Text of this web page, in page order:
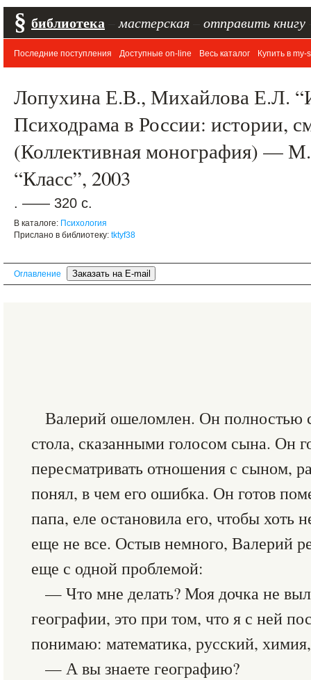
§ библиотека мастерская отправить книгу
Последние поступления Доступные on-line Весь каталог Купить в my-
Лопухина Е.В., Михайлова Е.Л.
Психодрама в России: истории,
(Коллективная монография) —
“Класс”, 2003
. —— 320 с.
В каталоге: Психология
Прислано в библиотеку: tktyf38
Оглавление
Валерий ошеломлен. Он полностью
стола, сказанными голосом сына. Он
пересматривать отношения с сыном,
понял, в чем его ошибка. Он готов
папа, еле остановила его, чтобы хоть
еще не все. Остыв немного, Валерий
еще с одной проблемой:
— Что мне делать? Моя дочка не
географии, это при том, что я с ней
понимаю: математика, русский,
— А вы знаете географию?